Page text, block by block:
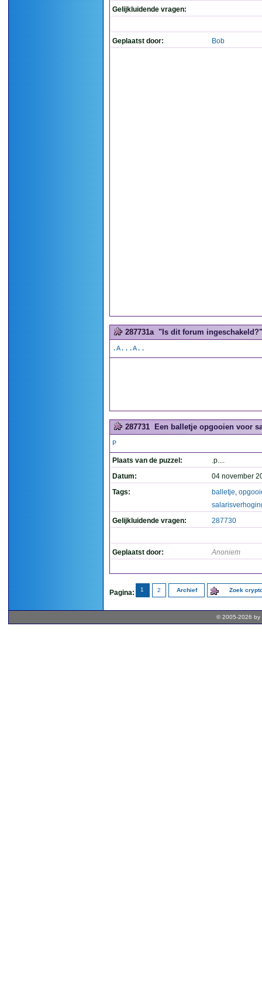
Gelijkluidende vragen:
Geplaatst door: Bob
287731a "Is dit forum
.A...A..
287731 Een balletje opgooien voor
P
Plaats van de puzzel:
.p....
Datum:
04 november
Tags:
balletje,
Gelijkluidende vragen:
287730
Geplaatst door: Anoniem
Pagina: 1 2 Archief Zoek
© 2005-2026 by